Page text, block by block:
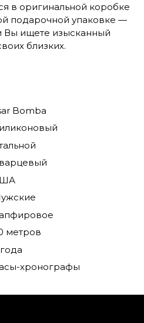
в оригинальной коробке
подарочной упаковке —
Вы ищете изысканный
близких.
Bomba
метров
хронографы